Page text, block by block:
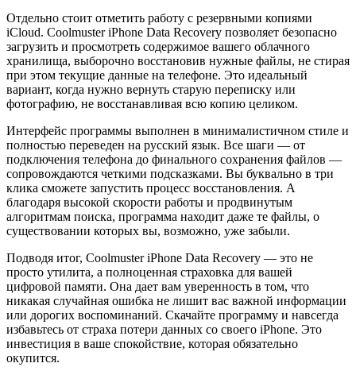
Отдельно стоит отметить работу с резервными копиями
iCloud. Coolmuster iPhone Data Recovery позволяет безопасно
загрузить и просмотреть содержимое вашего облачного
хранилища, выборочно восстановив нужные файлы, не стирая
при этом текущие данные на телефоне. Это идеальный
вариант, когда нужно вернуть старую переписку или
фотографию, не восстанавливая всю копию целиком.
Интерфейс программы выполнен в минималистичном стиле и
полностью переведен на русский язык. Все шаги — от
подключения телефона до финального сохранения файлов —
сопровождаются четкими подсказками. Вы буквально в три
клика сможете запустить процесс восстановления. А
благодаря высокой скорости работы и продвинутым
алгоритмам поиска, программа находит даже те файлы, о
существовании которых вы, возможно, уже забыли.
Подводя итог, Coolmuster iPhone Data Recovery — это не
просто утилита, а полноценная страховка для вашей
цифровой памяти. Она дает вам уверенность в том, что
никакая случайная ошибка не лишит вас важной информации
или дорогих воспоминаний. Скачайте программу и навсегда
избавьтесь от страха потери данных со своего iPhone. Это
инвестиция в ваше спокойствие, которая обязательно
окупится.